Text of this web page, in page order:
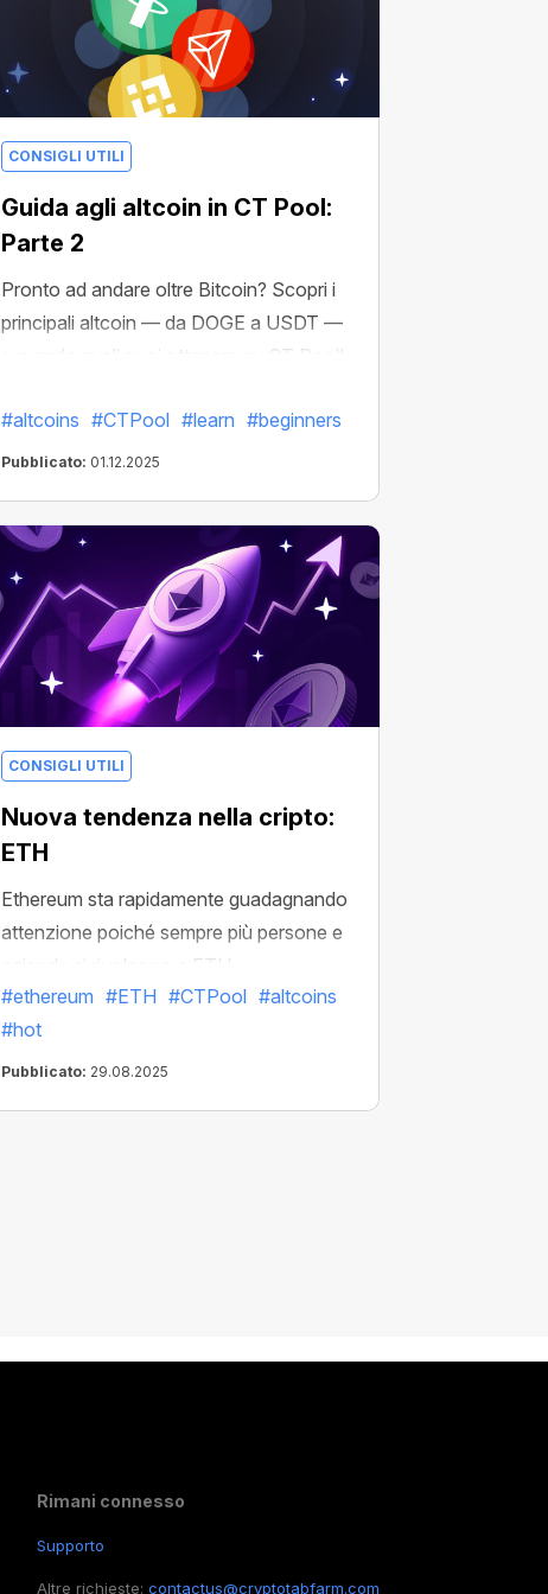
CONSIGLI UTILI
Guida agli altcoin in CT Pool:
Parte 2
Pronto ad andare oltre Bitcoin? Scopri i
principali altcoin — da DOGE a USDT —
e guarda quali puoi ottenere su CT Pool!
#altcoins #CTPool #learn #beginners
Pubblicato: 01.12.2025
CONSIGLI UTILI
Nuova tendenza nella cripto:
ETH
Ethereum sta rapidamente guadagnando
attenzione poiché sempre più persone e
aziende si rivolgono a ETH.
#ethereum #ETH #CTPool #altcoins
#hot
Pubblicato: 29.08.2025
Rimani connesso
Supporto
Altre richieste: contactus@cryptotabfarm.com